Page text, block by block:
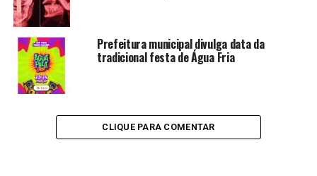
Prefeitura municipal divulga data da
tradicional festa de Água Fria
CLIQUE PARA COMENTAR